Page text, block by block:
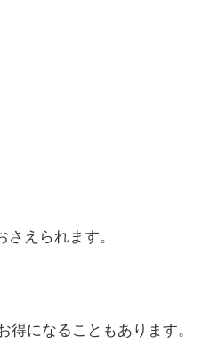
えられます。
になることもあります。